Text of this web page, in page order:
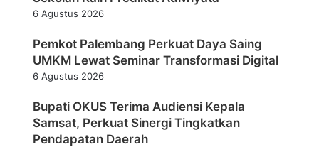
6 Agustus 2026
Pemkot Palembang Perkuat Daya Saing
UMKM Lewat Seminar Transformasi Digital
6 Agustus 2026
Bupati OKUS Terima Audiensi Kepala
Samsat, Perkuat Sinergi Tingkatkan
Pendapatan Daerah